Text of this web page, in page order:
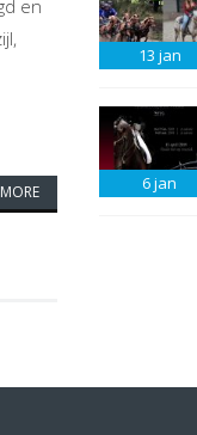
en
MORE
13 jan
6jan